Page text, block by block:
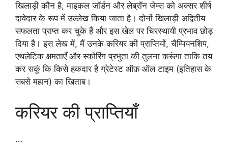
खिलाड़ी कौन है, माइकल जॉर्डन और लेब्रॉन जेम्स को अक्सर शीर्ष
दावेदार के रूप में उल्लेख किया जाता है। दोनों खिलाड़ी अद्वितीय
सफलता प्राप्त कर चुके हैं और इस खेल पर चिरस्थायी प्रभाव छोड़
दिया है। इस लेख में, मैं उनके करियर की प्राप्तियों, चैम्पियनशिप,
एथलेटिक क्षमताएँ और स्कोरिंग प्रभुता की तुलना करूंगा ताकि तय
कर सकूं कि किसे हकदार है ग्रेटेस्ट ऑफ़ ऑल टाइम (इतिहास के
सबसे महान) का खिताब।
करियर की प्राप्तियाँ
…